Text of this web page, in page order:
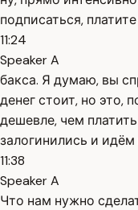
подписаться,
11:24
Speaker A
бакса. Я думаю, вы
денег стоит, но это,
дешевле, чем
залогинились и
11:38
Speaker A
Что нам нужно